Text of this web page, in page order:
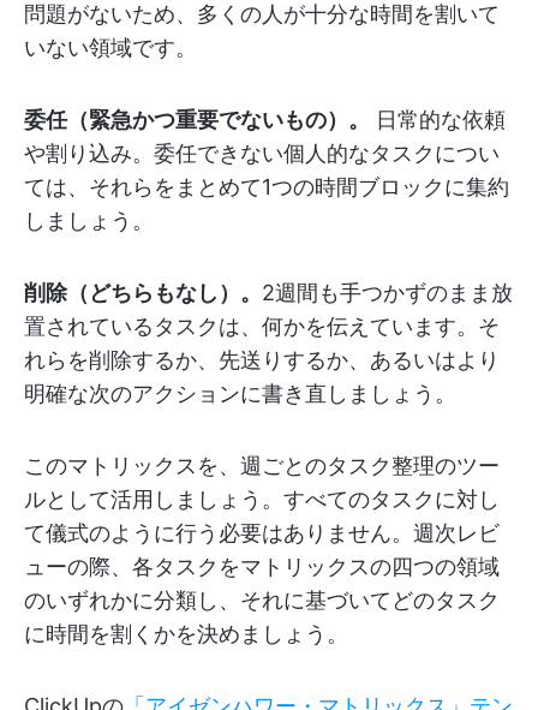
問題がないため、多くの人が十分な時間を割いて
いない領域です。
委任（緊急かつ重要でないもの）。
日常的な依頼
や割り込み。委任できない個人的なタスクについ
ては、それらをまとめて1つの時間ブロックに集約
しましょう。
削除（どちらもなし）。 2週間も手つかずのまま放
置されているタスクは、何かを伝えています。そ
れらを削除するか、先送りするか、あるいはより
明確な次のアクションに書き直しましょう。
このマトリックスを、週ごとのタスク整理のツー
ルとして活用しましょう。すべてのタスクに対し
て儀式のように行う必要はありません。週次レビ
ューの際、各タスクをマトリックスの四つの領域
のいずれかに分類し、それに基づいてどのタスク
に時間を割くかを決めましょう。